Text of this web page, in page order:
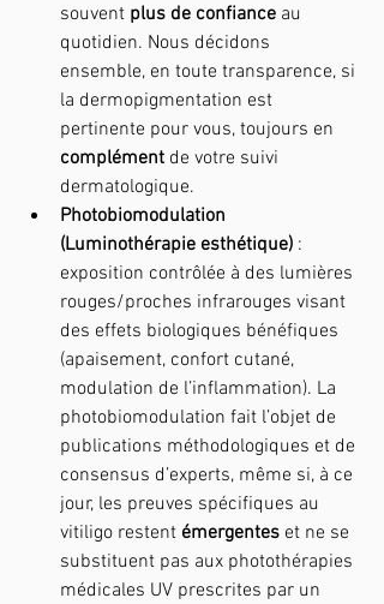
souvent plus de confiance au
quotidien. Nous décidons
ensemble, en toute transparence, si
la dermopigmentation est
pertinente pour vous, toujours en
complément de votre suivi
dermatologique.
Photobiomodulation
(Luminothérapie esthétique) :
exposition contrôlée à des lumières
rouges/proches infrarouges visant
des effets biologiques bénéfiques
(apaisement, confort cutané,
modulation de l’inflammation). La
photobiomodulation fait l’objet de
publications méthodologiques et de
consensus d’experts, même si, à ce
jour, les preuves spécifiques au
vitiligo restent émergentes et ne se
substituent pas aux photothérapies
médicales UV prescrites par un